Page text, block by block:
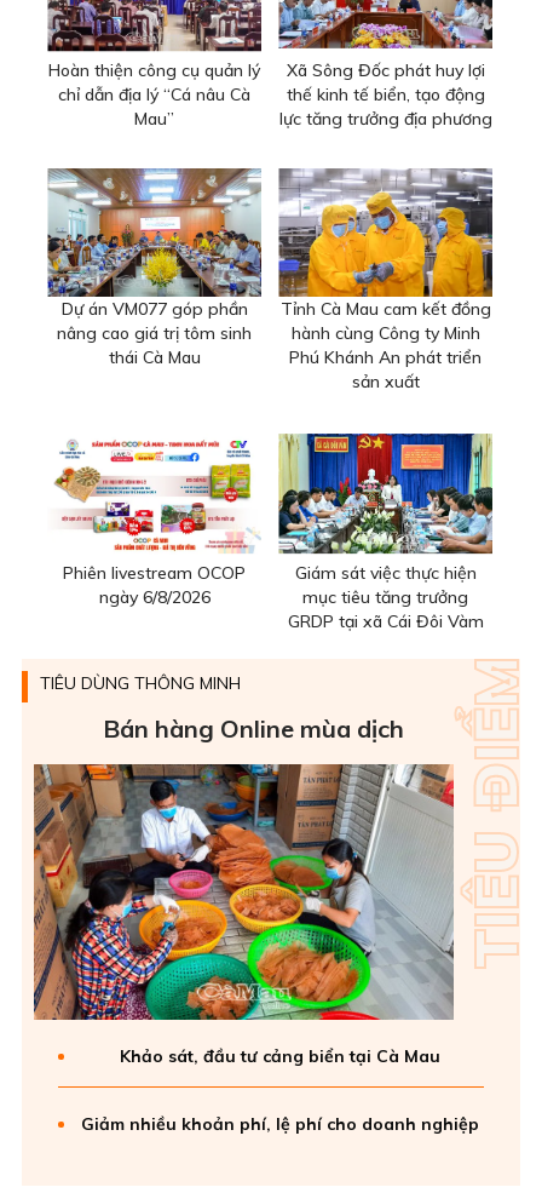
Hoàn thiện công cụ quản lý
chỉ dẫn địa lý “Cá nâu Cà
Mau”
Xã Sông Đốc phát huy lợi
thế kinh tế biển, tạo động
lực tăng trưởng địa phương
Dự án VM077 góp phần
nâng cao giá trị tôm sinh
thái Cà Mau
Tỉnh Cà Mau cam kết đồng
hành cùng Công ty Minh
Phú Khánh An phát triển
sản xuất
Phiên livestream OCOP
ngày 6/8/2026
Giám sát việc thực hiện
mục tiêu tăng trưởng
GRDP tại xã Cái Đôi Vàm
TIÊU DÙNG THÔNG MINH
Bán hàng Online mùa dịch
Khảo sát, đầu tư cảng biển tại Cà Mau
Giảm nhiều khoản phí, lệ phí cho doanh nghiệp